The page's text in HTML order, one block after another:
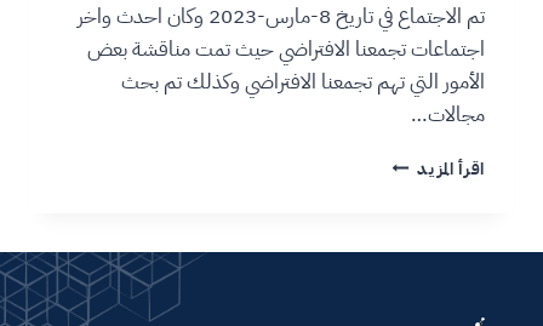
تم الاجتماع في تاريخ 8-مارس-2023 وكان احدث واخر
اجتماعات تجمعنا الافتراضي حيث تمت مناقشة بعض
الأمور التي تهم تجمعنا الافتراضي وكذلك تم بحث
مجالات…
اقرأ المزيد